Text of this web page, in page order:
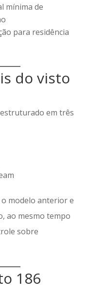
mínima de
para residência
do visto
em três
modelo anterior e
ao mesmo tempo
sobre
186